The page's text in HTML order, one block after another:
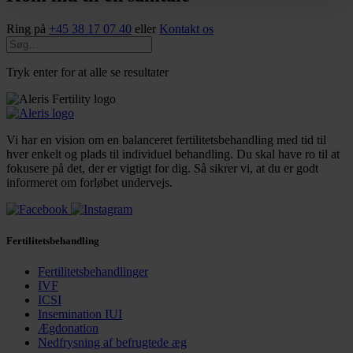
Ring på +45 38 17 07 40 eller Kontakt os
Tryk enter for at alle se resultater
Vi har en vision om en balanceret fertilitetsbehandling med tid til
hver enkelt og plads til individuel behandling. Du skal have ro til at
fokusere på det, der er vigtigt for dig. Så sikrer vi, at du er godt
informeret om forløbet undervejs.
Fertilitetsbehandling
Fertilitetsbehandlinger
IVF
ICSI
Insemination IUI
Ægdonation
Nedfrysning af befrugtede æg